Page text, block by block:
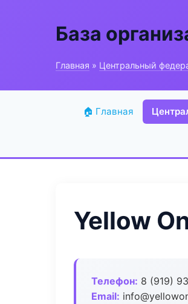
База
Главная » Центральный
🏠 Главная
Yellow
Телефон: 8 (919)
Email: